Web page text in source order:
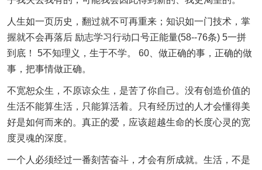
人生如一页历史，翻过就不可再重来；知识如一门技术，掌
握就不会再落后 励志学习行动口号正能量(58--76条) 5一拼
到底！ 5不知理义，生于不学。 60、做正确的事，正确的做
事，把事情做正确。
不宽恕众生，不原谅众生，是苦了你自己。没有创造价值的
生活不能算生活，只能算活着。只有经历过的人才会懂得美
好是如何而来的。真正的爱，应该超越生命的长度心灵的宽
度灵魂的深度。
一个人必须经过一番刻苦奋斗，才会有所成就。生活，不是